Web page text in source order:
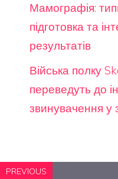
Мамографія:
підготовка та
результатів
Війська полку
переведуть до
звинувачення у
PREVIOUS